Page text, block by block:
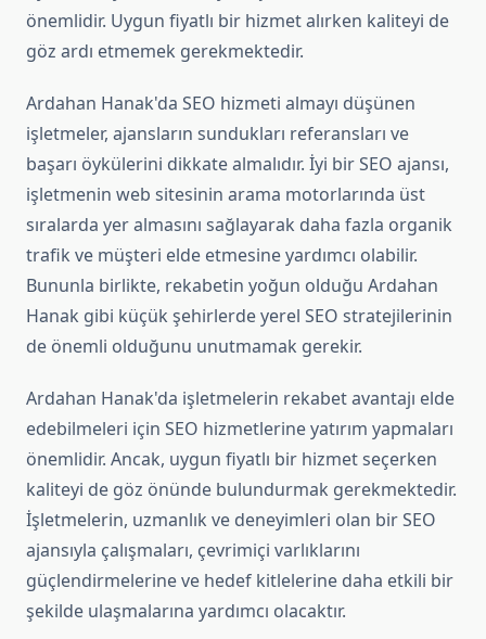
önemlidir. Uygun fiyatlı bir hizmet alırken kaliteyi de
göz ardı etmemek gerekmektedir.
Ardahan Hanak'da SEO hizmeti almayı düşünen
işletmeler, ajansların sundukları referansları ve
başarı öykülerini dikkate almalıdır. İyi bir SEO ajansı,
işletmenin web sitesinin arama motorlarında üst
sıralarda yer almasını sağlayarak daha fazla organik
trafik ve müşteri elde etmesine yardımcı olabilir.
Bununla birlikte, rekabetin yoğun olduğu Ardahan
Hanak gibi küçük şehirlerde yerel SEO stratejilerinin
de önemli olduğunu unutmamak gerekir.
Ardahan Hanak'da işletmelerin rekabet avantajı elde
edebilmeleri için SEO hizmetlerine yatırım yapmaları
önemlidir. Ancak, uygun fiyatlı bir hizmet seçerken
kaliteyi de göz önünde bulundurmak gerekmektedir.
İşletmelerin, uzmanlık ve deneyimleri olan bir SEO
ajansıyla çalışmaları, çevrimiçi varlıklarını
güçlendirmelerine ve hedef kitlelerine daha etkili bir
şekilde ulaşmalarına yardımcı olacaktır.